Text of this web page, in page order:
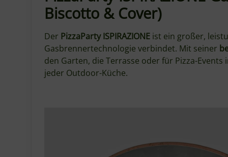
DerPizzaParty ISPIRAZIONEist ein großer,
Gasbrennertechnologie verbindet. Mit seiner
den Garten, die Terrasse oder für Pizza-
jeder Outdoor-Küche.